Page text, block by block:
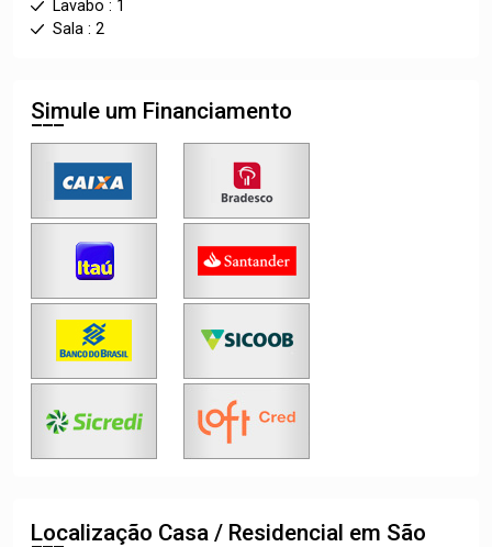
Lavabo : 1
Sala : 2
Simule um Financiamento
Localização Casa / Residencial em São